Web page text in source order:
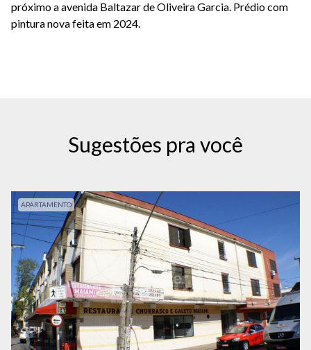
próximo a avenida Baltazar de Oliveira Garcia. Prédio com
pintura nova feita em 2024.
Sugestões pra você
APARTAMENTO